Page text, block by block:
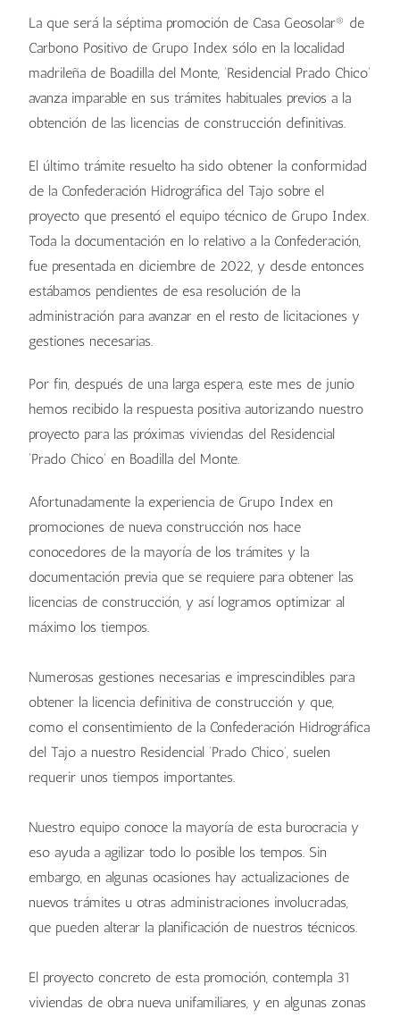
La que será la séptima promoción de Casa Geosolar® de
Carbono Positivo de Grupo Index sólo en la localidad
madrileña de Boadilla del Monte, ‘Residencial Prado Chico’
avanza imparable en sus trámites habituales previos a la
obtención de las licencias de construcción definitivas.
El último trámite resuelto ha sido obtener la conformidad
de la Confederación Hidrográfica del Tajo sobre el
proyecto que presentó el equipo técnico de Grupo Index.
Toda la documentación en lo relativo a la Confederación,
fue presentada en diciembre de 2022, y desde entonces
estábamos pendientes de esa resolución de la
administración para avanzar en el resto de licitaciones y
gestiones necesarias.
Por fin, después de una larga espera, este mes de junio
hemos recibido la respuesta positiva autorizando nuestro
proyecto para las próximas viviendas del Residencial
‘Prado Chico’ en Boadilla del Monte.
Afortunadamente la experiencia de Grupo Index en
promociones de nueva construcción nos hace
conocedores de la mayoría de los trámites y la
documentación previa que se requiere para obtener las
licencias de construcción, y así logramos optimizar al
máximo los tiempos.
Numerosas gestiones necesarias e imprescindibles para
obtener la licencia definitiva de construcción y que,
como el consentimiento de la Confederación Hidrográfica
del Tajo a nuestro Residencial ‘Prado Chico’, suelen
requerir unos tiempos importantes.
Nuestro equipo conoce la mayoría de esta burocracia y
eso ayuda a agilizar todo lo posible los tempos. Sin
embargo, en algunas ocasiones hay actualizaciones de
nuevos trámites u otras administraciones involucradas,
que pueden alterar la planificación de nuestros técnicos.
El proyecto concreto de esta promoción, contempla 31
viviendas de obra nueva unifamiliares, y en algunas zonas